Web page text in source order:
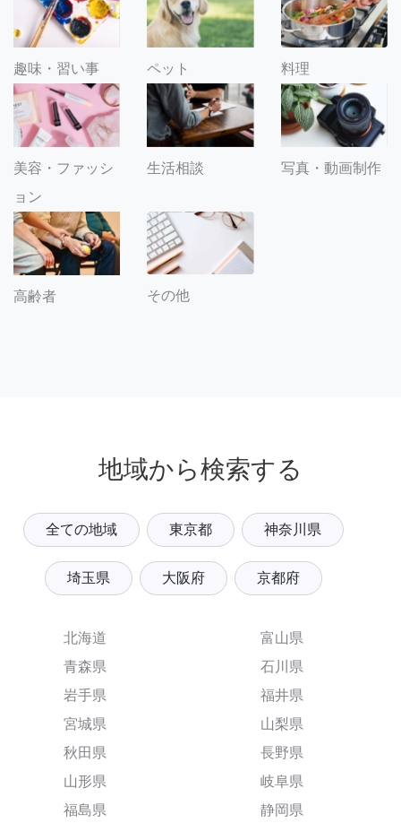
趣味・習い事 ペット 料理
美容・ファッシ
ョン
生活相談 写真・動画制作
高齢者 その他
地域から検索する
全ての地域 東京都 神奈川県
埼玉県 大阪府 京都府
北海道
青森県
岩手県
宮城県
秋田県
山形県
福島県
富山県
石川県
福井県
山梨県
長野県
岐阜県
静岡県